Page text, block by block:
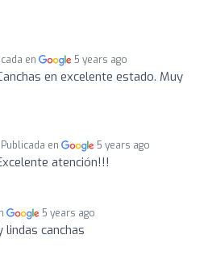
en 5 years ago
en excelente estado. Muy
Publicada en 5 years ago
atención!!!
5 years ago
lindas canchas